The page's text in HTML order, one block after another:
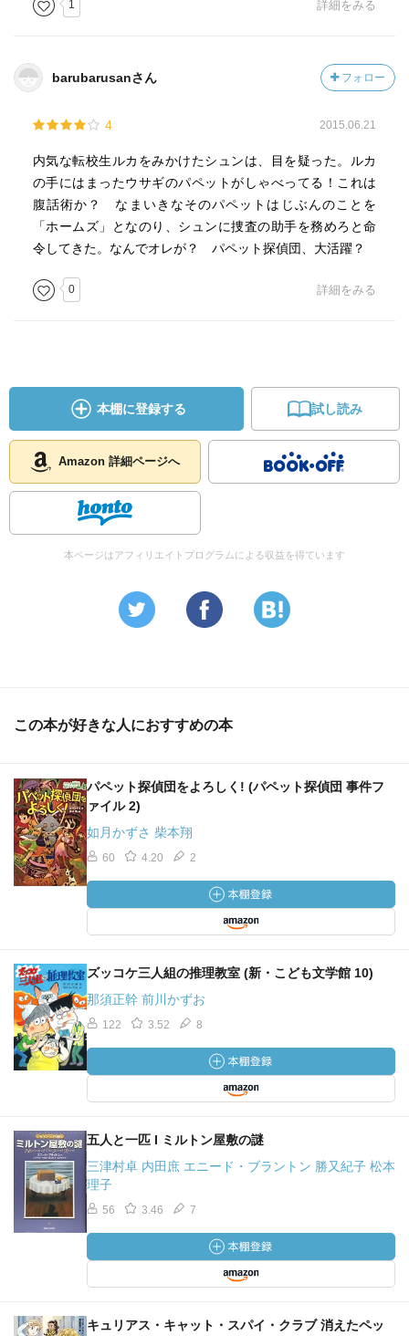
1 詳細をみる
barubarusanさん フォロー
4 2015.06.21
内気な転校生ルカをみかけたシュンは、目を疑った。ルカ
の手にはまったウサギのパペットがしゃべってる！これは
腹話術か？ なまいきなそのパペットはじぶんのことを
「ホームズ」となのり、シュンに捜査の助手を務めろと命
令してきた。なんでオレが？ パペット探偵団、大活躍？
0 詳細をみる
本棚に登録する 試し読み
Amazon 詳細ページへ
本ページはアフィリエイトプログラムによる収益を得ています
この本が好きな人におすすめの本
パペット探偵団をよろしく! (パペット探偵団 事件フ
ァイル 2)
如月かずさ 柴本翔
60 4.20 2
ズッコケ三人組の推理教室 (新・こども文学館 10)
那須正幹 前川かずお
122 3.52 8
五人と一匹 I ミルトン屋敷の謎
三津村卓 内田庶 エニード・ブラントン 勝又紀子 松本
理子
56 3.46 7
キュリアス・キャット・スパイ・クラブ 消えたペッ